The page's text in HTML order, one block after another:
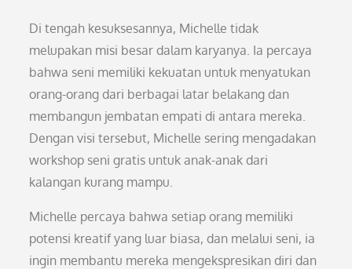
Di tengah kesuksesannya, Michelle tidak
melupakan misi besar dalam karyanya. Ia percaya
bahwa seni memiliki kekuatan untuk menyatukan
orang-orang dari berbagai latar belakang dan
membangun jembatan empati di antara mereka.
Dengan visi tersebut, Michelle sering mengadakan
workshop seni gratis untuk anak-anak dari
kalangan kurang mampu.
Michelle percaya bahwa setiap orang memiliki
potensi kreatif yang luar biasa, dan melalui seni, ia
ingin membantu mereka mengekspresikan diri dan